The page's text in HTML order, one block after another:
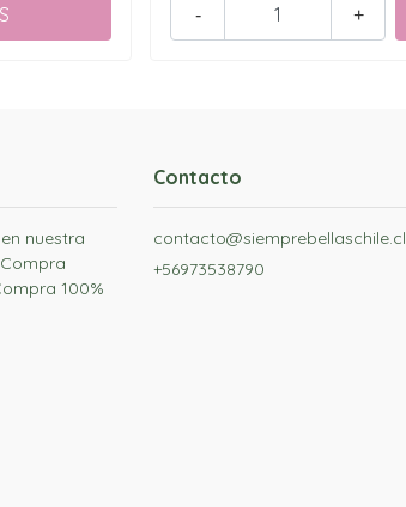
+
-
nuestra
100%
Contacto
contacto@siemprebellaschile.cl
+56973538790